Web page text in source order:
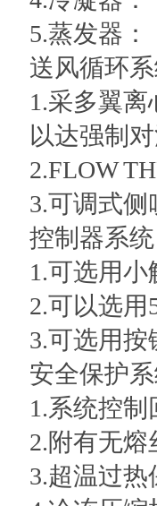
5.蒸发器
送风循环
1.采多翼
以达强制
2.FLOW
3.可调式
控制器系
1.可选用小
2.可以选用
3.可选用
安全保护
1.系统控
2.附有无熔
3.超温过热